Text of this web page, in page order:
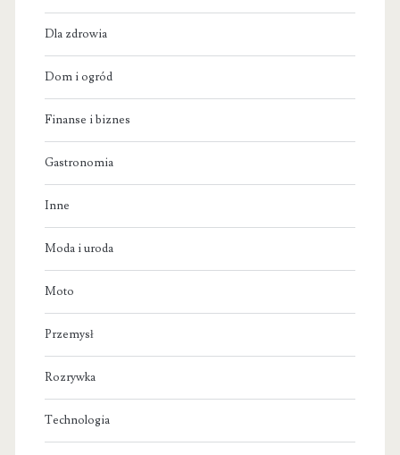
Dla zdrowia
Dom i ogród
Finanse i biznes
Gastronomia
Inne
Moda i uroda
Moto
Przemysł
Rozrywka
Technologia